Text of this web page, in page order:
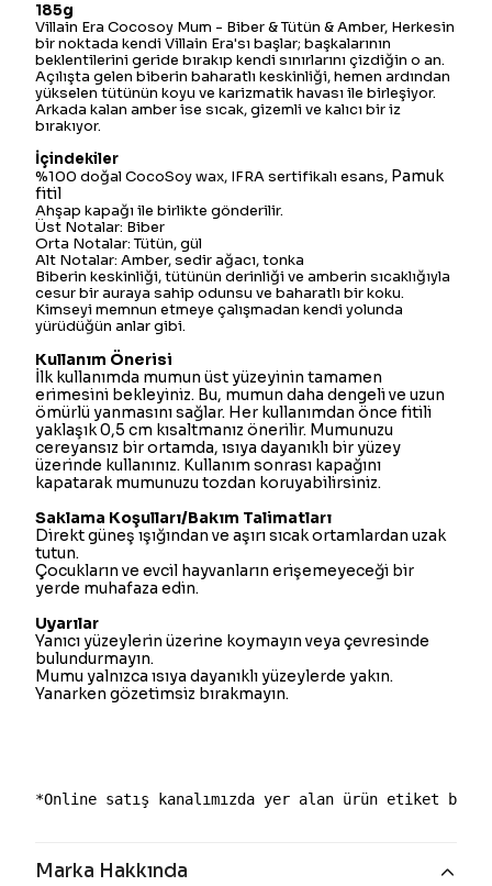
185g
Villain Era Cocosoy Mum - Biber & Tütün & Amber, Herkesin
bir noktada kendi Villain Era'sı başlar; başkalarının
beklentilerini geride bırakıp kendi sınırlarını çizdiğin o an.
Açılışta gelen biberin baharatlı keskinliği, hemen ardından
yükselen tütünün koyu ve karizmatik havası ile birleşiyor.
Arkada kalan amber ise sıcak, gizemli ve kalıcı bir iz
bırakıyor.
İçindekiler
%100 doğal CocoSoy wax, IFRA sertifikalı esans, Pamuk
fitil
Ahşap kapağı ile birlikte gönderilir.
Üst Notalar: Biber
Orta Notalar: Tütün, gül
Alt Notalar: Amber, sedir ağacı, tonka
Biberin keskinliği, tütünün derinliği ve amberin sıcaklığıyla
cesur bir auraya sahip odunsu ve baharatlı bir koku.
Kimseyi memnun etmeye çalışmadan kendi yolunda
yürüdüğün anlar gibi.
Kullanım Önerisi
İlk kullanımda mumun üst yüzeyinin tamamen
erimesini bekleyiniz. Bu, mumun daha dengeli ve uzun
ömürlü yanmasını sağlar. Her kullanımdan önce fitili
yaklaşık 0,5 cm kısaltmanız önerilir. Mumunuzu
cereyansız bir ortamda, ısıya dayanıklı bir yüzey
üzerinde kullanınız. Kullanım sonrası kapağını
kapatarak mumunuzu tozdan koruyabilirsiniz.
Saklama Koşulları/Bakım Talimatları
Direkt güneş ışığından ve aşırı sıcak ortamlardan uzak
tutun.
Çocukların ve evcil hayvanların erişemeyeceği bir
yerde muhafaza edin.
Uyarılar
Yanıcı yüzeylerin üzerine koymayın veya çevresinde
bulundurmayın.
Mumu yalnızca ısıya dayanıklı yüzeylerde yakın.
Yanarken gözetimsiz bırakmayın.
*Online satış kanalımızda yer alan ürün etiket
Marka Hakkında